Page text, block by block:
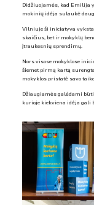
Didžiuojamės, kad Emilija
mokinių idėja sulaukė
Vilniuje ši iniciatyva
skaičius, bet ir mokyklų
įtraukesnių sprendimų.
Nors visose mokyklose
šiemet pirmą kartą
mokyklos pristatė savo
Džiaugiamės galėdami
kurioje kiekviena idėja gali